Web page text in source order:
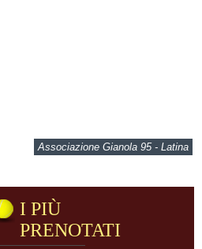
Associazione Gianola 95 - Latina
I PIÙ
PRENOTATI